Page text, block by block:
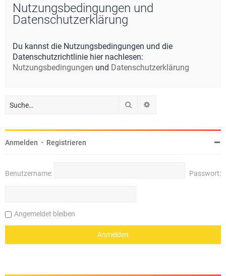
Nutzungsbedingungen und
Datenschutzerklärung
Du kannst die Nutzungsbedingungen und die
Datenschutzrichtlinie hier nachlesen:
Nutzungsbedingungen und Datenschutzerklärung
Suche
Anmelden • Registrieren
Benutzername: Passwort:
Angemeldet bleiben